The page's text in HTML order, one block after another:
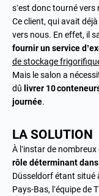
s’est donc tourné
Ce client, qui avait
vers nous. En effet, il
fournir un service
de stockage
Mais le salon a
dû livrer 10
journée.
LA SOLUTION
À l’instar de nombreux
rôle déterminant
Düsseldorf étant situé
Pays-Bas, l’équipe de